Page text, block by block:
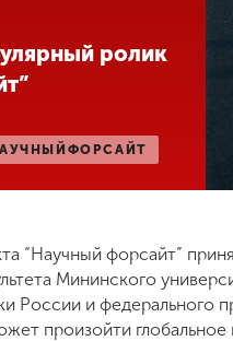
ролик
“Научный форсайт”
Мининского
России и федерального
произойти